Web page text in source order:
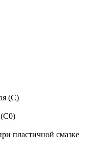
(C)
пластичной смазке